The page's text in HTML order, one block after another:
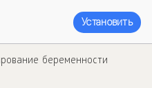
Установить
беременности